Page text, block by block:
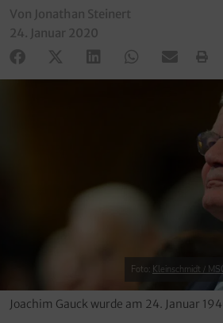
Von Jonathan Steinert
24. Januar 2020
Foto: Kleinschmidt /
Joachim Gauck wurde am 24. Januar